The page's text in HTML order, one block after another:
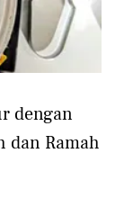
dengan
dan Ramah